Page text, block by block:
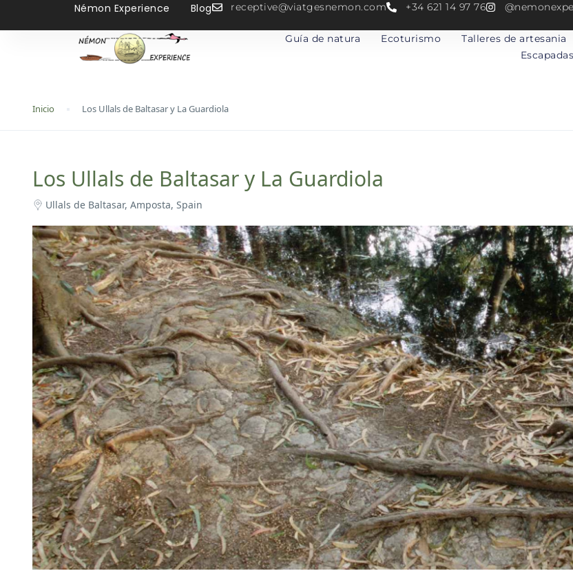
Némon Experience Blog receptive@viatgesnemon.com +34 621 14 97 76
Guía de natura Ecoturismo Talleres de artesania
Inicio Los Ullals de Baltasar y La Guardiola
Los Ullals de Baltasar y La Guardiola
Ullals de Baltasar, Amposta, Spain